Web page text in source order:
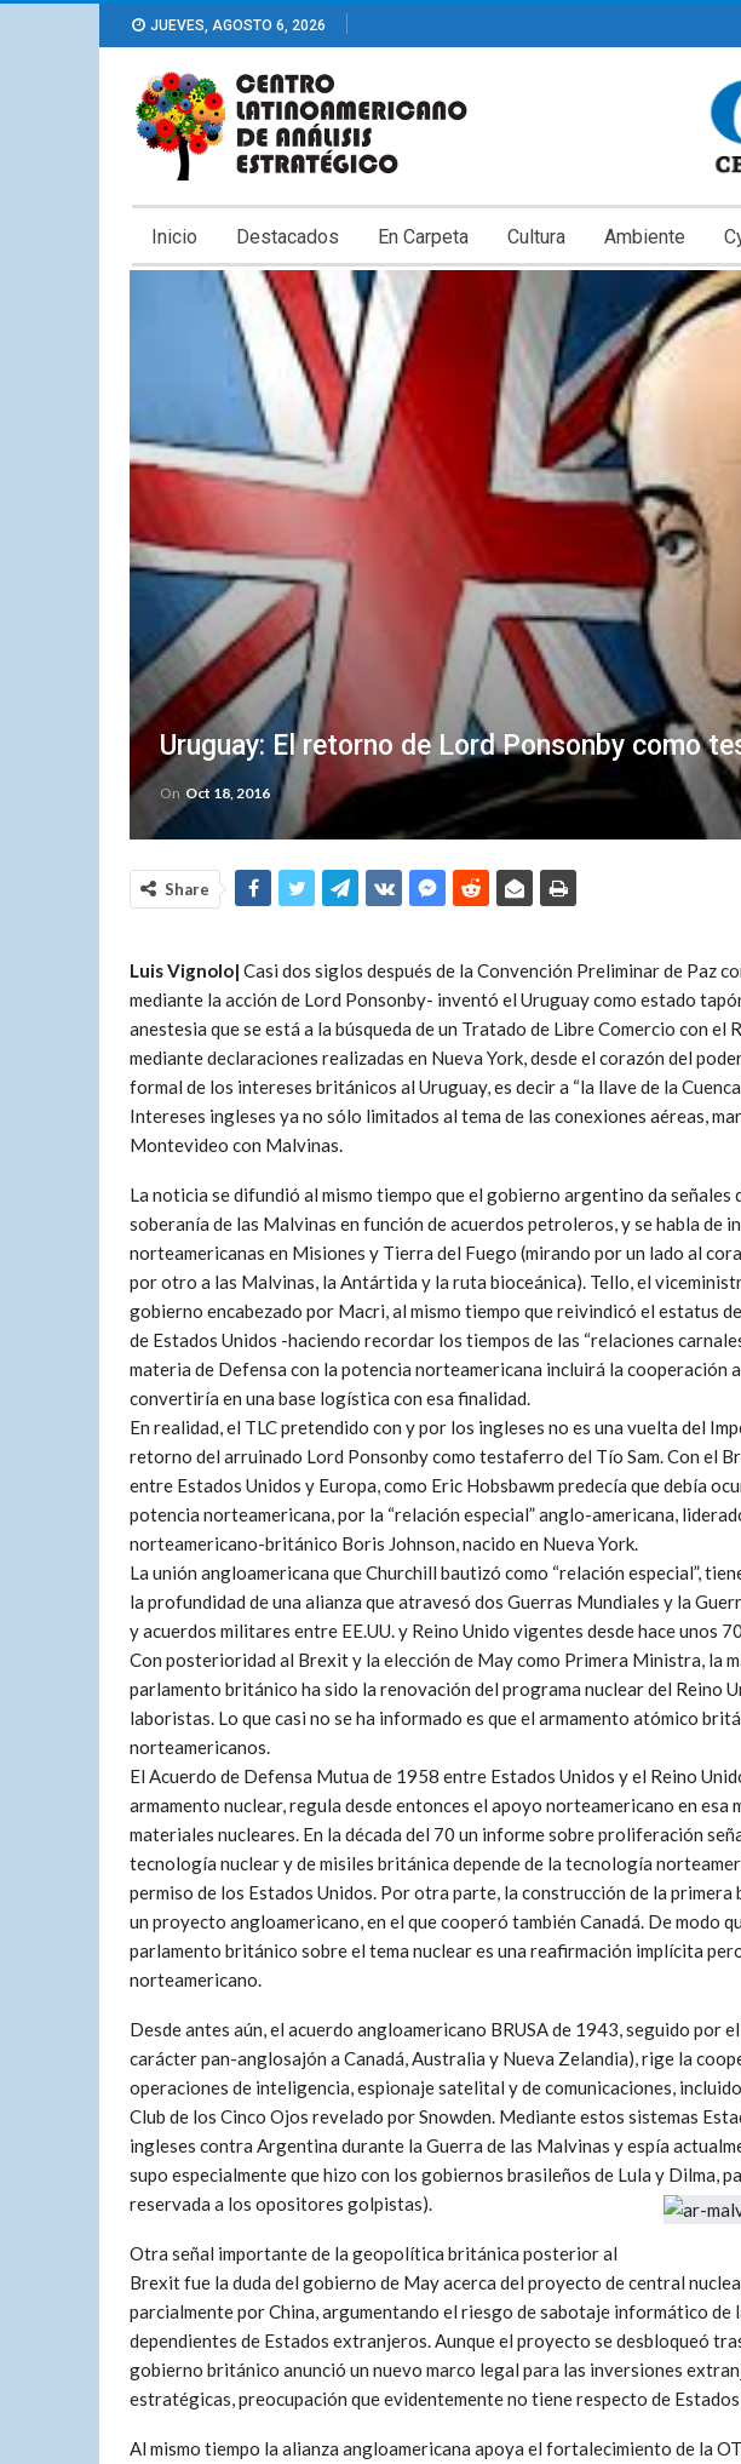
JUEVES, AGOSTO 6, 2026
Inicio Destacados En Carpeta Cultura Ambiente
Uruguay: El retorno de Lord Ponsonby como
On Oct 18, 2016
Share
Luis Vignolo| Casi dos siglos después de la Convención Preliminar de Paz
mediante la acción de Lord Ponsonby- inventó el Uruguay como estado
anestesia que se está a la búsqueda de un Tratado de Libre Comercio con el
mediante declaraciones realizadas en Nueva York, desde el corazón del
formal de los intereses británicos al Uruguay, es decir a “la llave de la
Intereses ingleses ya no sólo limitados al tema de las conexiones aéreas,
Montevideo con Malvinas.
La noticia se difundió al mismo tiempo que el gobierno argentino da señales
soberanía de las Malvinas en función de acuerdos petroleros, y se habla de
norteamericanas en Misiones y Tierra del Fuego (mirando por un lado al
por otro a las Malvinas, la Antártida y la ruta bioceánica). Tello, el
gobierno encabezado por Macri, al mismo tiempo que reivindicó el estatus
de Estados Unidos -haciendo recordar los tiempos de las “relaciones
materia de Defensa con la potencia norteamericana incluirá la cooperación
convertiría en una base logística con esa finalidad.
En realidad, el TLC pretendido con y por los ingleses no es una vuelta del
retorno del arruinado Lord Ponsonby como testaferro del Tío Sam. Con el
entre Estados Unidos y Europa, como Eric Hobsbawm predecía que debía
potencia norteamericana, por la “relación especial” anglo-americana,
norteamericano-británico Boris Johnson, nacido en Nueva York.
La unión angloamericana que Churchill bautizó como “relación especial”,
la profundidad de una alianza que atravesó dos Guerras Mundiales y la
y acuerdos militares entre EE.UU. y Reino Unido vigentes desde hace unos
Con posterioridad al Brexit y la elección de May como Primera Ministra, la
parlamento británico ha sido la renovación del programa nuclear del Reino
laboristas. Lo que casi no se ha informado es que el armamento atómico
norteamericanos.
El Acuerdo de Defensa Mutua de 1958 entre Estados Unidos y el Reino
armamento nuclear, regula desde entonces el apoyo norteamericano en esa
materiales nucleares. En la década del 70 un informe sobre proliferación
tecnología nuclear y de misiles británica depende de la tecnología
permiso de los Estados Unidos. Por otra parte, la construcción de la
un proyecto angloamericano, en el que cooperó también Canadá. De modo
parlamento británico sobre el tema nuclear es una reafirmación implícita
norteamericano.
Desde antes aún, el acuerdo angloamericano BRUSA de 1943, seguido por
carácter pan-anglosajón a Canadá, Australia y Nueva Zelandia), rige la
operaciones de inteligencia, espionaje satelital y de comunicaciones,
Club de los Cinco Ojos revelado por Snowden. Mediante estos sistemas
ingleses contra Argentina durante la Guerra de las Malvinas y espía
supo especialmente que hizo con los gobiernos brasileños de Lula y Dilma,
reservada a los opositores golpistas).
Otra señal importante de la geopolítica británica posterior al
Brexit fue la duda del gobierno de May acerca del proyecto de central
parcialmente por China, argumentando el riesgo de sabotaje informático de
dependientes de Estados extranjeros. Aunque el proyecto se desbloqueó
gobierno británico anunció un nuevo marco legal para las inversiones
estratégicas, preocupación que evidentemente no tiene respecto de
Al mismo tiempo la alianza angloamericana apoya el fortalecimiento de la